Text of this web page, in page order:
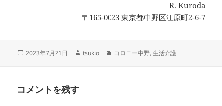
R. Kuroda
〒165-0023 東京都中野区江原町2-6-7
投
2023年7月21日
作
tsukio
カ
コロニー中野,生活介護
コメントを残す